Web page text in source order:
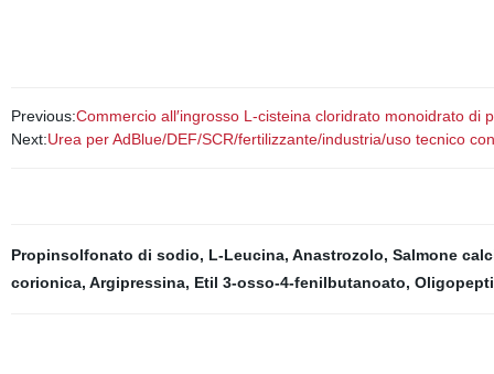
Previous:Commercio all′ingrosso L-cisteina cloridrato monoidrato di
Next:Urea per AdBlue/DEF/SCR/fertilizzante/industria/uso tecnico
Propinsolfonato di sodio, L-Leucina, Anastrozolo, Salmone
corionica, Argipressina, Etil 3-osso-4-fenilbutanoato,